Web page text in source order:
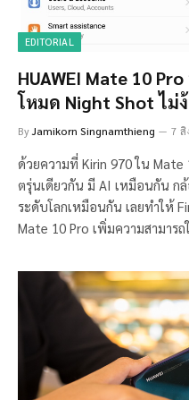
EDITORIAL
HUAWEI Mate 10
โหมด Night Shot ไม่
ByJamikorn Singnamthieng 7 สิ
ด้วยความที่ Kirin 970 ใน Mate
ตรุ่นเดียวกัน มี AI เหมือนกัน ก
ระดับโลกเหมือนกัน เลยทำให้
Mate 10 Pro เพิ่มความสามาร